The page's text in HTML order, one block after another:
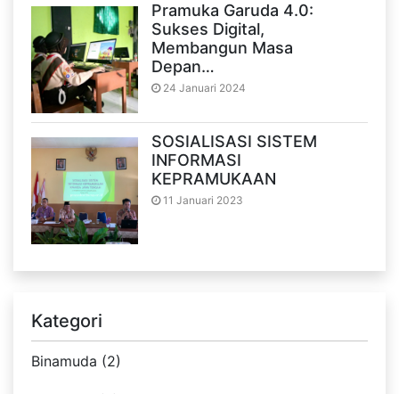
Pramuka Garuda 4.0:
Sukses Digital,
Membangun Masa
Depan…
24 Januari 2024
SOSIALISASI SISTEM
INFORMASI
KEPRAMUKAAN
11 Januari 2023
Kategori
Binamuda (2)